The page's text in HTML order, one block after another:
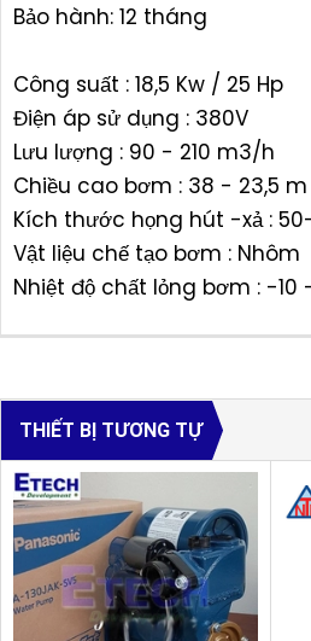
Bảo hành: 12 tháng
Công suất : 18,5 Kw / 25 Hp
Điện áp sử dụng : 380V
Lưu lượng : 90 - 210 m3/h
Chiều cao bơm : 38 - 23,5 m
Kích thước họng hút -xả :
Vật liệu chế tạo bơm : Nhôm
Nhiệt độ chất lỏng bơm : -10
THIẾT BỊ TƯƠNG TỰ